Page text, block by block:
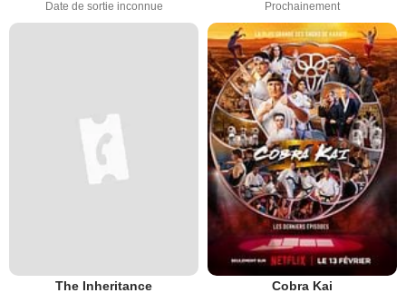
Date de sortie inconnue Prochainement
The Inheritance Cobra Kai